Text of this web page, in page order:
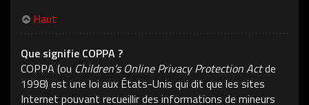
Haut
Que signifie COPPA ?
COPPA (ou Children’s Online Privacy Protection Actde
1998) est une loi aux États-Unis qui dit que les sites
Internet pouvant recueillir des informations de mineurs